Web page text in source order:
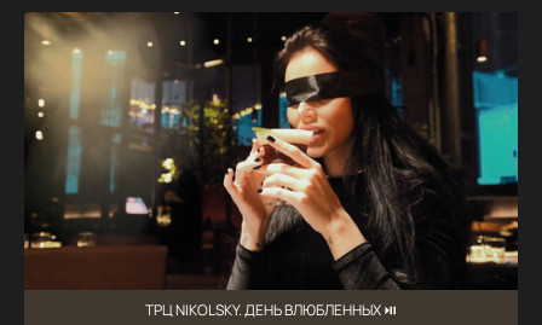
ТРЦ NIKOLSKY. ДЕНЬ ВЛЮБЛЕННЫХ ⏯